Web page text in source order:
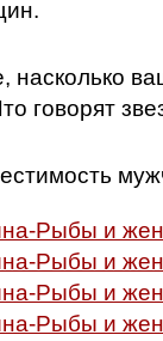
насколько
говорят
Рыбы и
Рыбы и
Рыбы и
Рыбы и